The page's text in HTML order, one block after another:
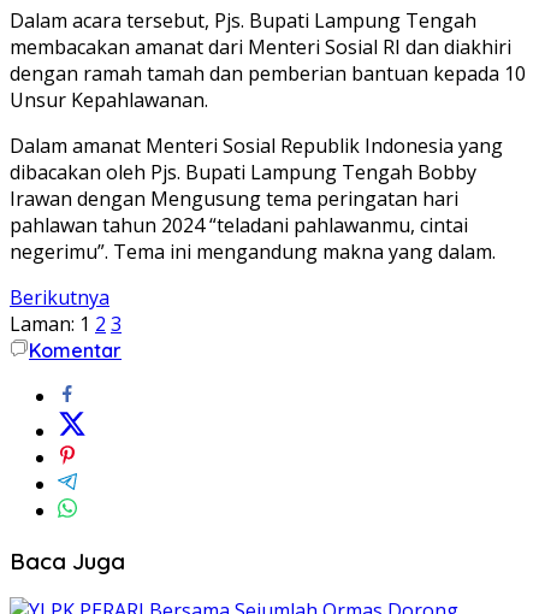
Dalam acara tersebut, Pjs. Bupati Lampung Tengah
membacakan amanat dari Menteri Sosial RI dan diakhiri
dengan ramah tamah dan pemberian bantuan kepada 10
Unsur Kepahlawanan.
Dalam amanat Menteri Sosial Republik Indonesia yang
dibacakan oleh Pjs. Bupati Lampung Tengah Bobby
Irawan dengan Mengusung tema peringatan hari
pahlawan tahun 2024 “teladani pahlawanmu, cintai
negerimu”. Tema ini mengandung makna yang dalam.
Berikutnya
Laman: 1 2 3
Komentar
Baca Juga